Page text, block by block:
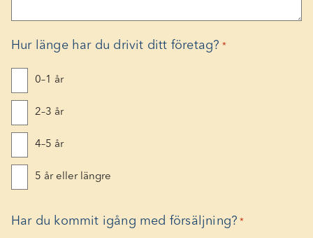
Hur länge har du drivit ditt företag? *
0–1 år
2–3 år
4–5 år
5 år eller längre
Har du kommit igång med försäljning? *